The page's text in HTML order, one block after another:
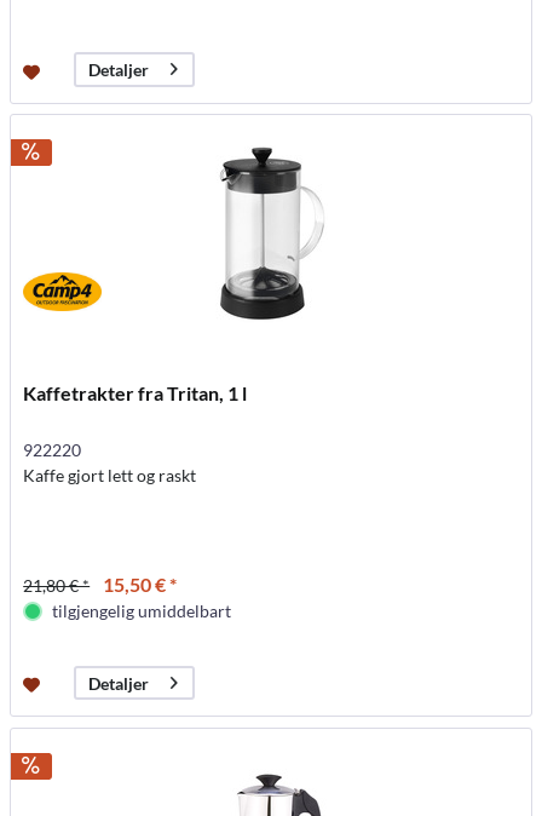
Detaljer
Kaffetrakter fra Tritan, 1 l
922220
Kaffe gjort lett og raskt
21,80 € * 15,50 € *
tilgjengelig umiddelbart
Detaljer